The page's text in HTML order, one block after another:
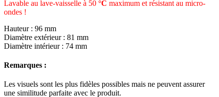
Lavable au lave-vaisselle à 50 °C maximum et résistant au micro-
ondes !
Hauteur : 96 mm
Diamètre extérieur : 81 mm
Diamètre intérieur : 74 mm
Remarques :
Les visuels sont les plus fidèles possibles mais ne peuvent assurer
une similitude parfaite avec le produit.